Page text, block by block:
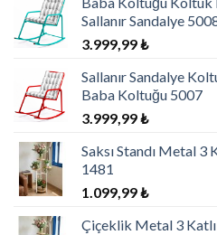
Sallanır Sandalye
3.999,99₺
Sallanır Sandalye
Baba Koltuğu 5007
3.999,99₺
Saksı Standı Metal 3
1481
1.099,99₺
Çiçeklik Metal 3 Katlı